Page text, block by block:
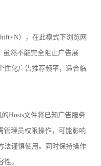
），在此模式下浏览网
虽然不能完全阻止广告展
性化广告推荐频率，适合临
Hosts文件将已知广告服务
管理员权限操作，可能影响
法谨慎使用。同时保持操作
。